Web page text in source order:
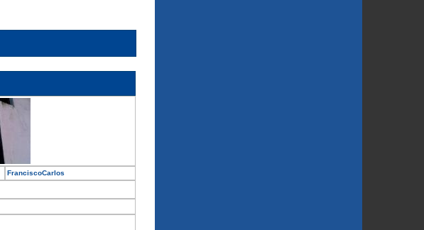
FranciscoCarlos